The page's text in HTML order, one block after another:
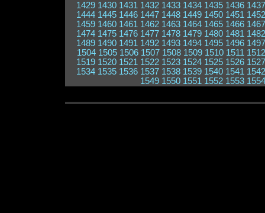
1429 1430 1431 1432 1433 1434 1435 1436 1437
1444 1445 1446 1447 1448 1449 1450 1451 1452
1459 1460 1461 1462 1463 1464 1465 1466 1467
1474 1475 1476 1477 1478 1479 1480 1481 1482
1489 1490 1491 1492 1493 1494 1495 1496 1497
1504 1505 1506 1507 1508 1509 1510 1511 1512
1519 1520 1521 1522 1523 1524 1525 1526 1527
1534 1535 1536 1537 1538 1539 1540 1541 1542
1549 1550 1551 1552 1553 1554